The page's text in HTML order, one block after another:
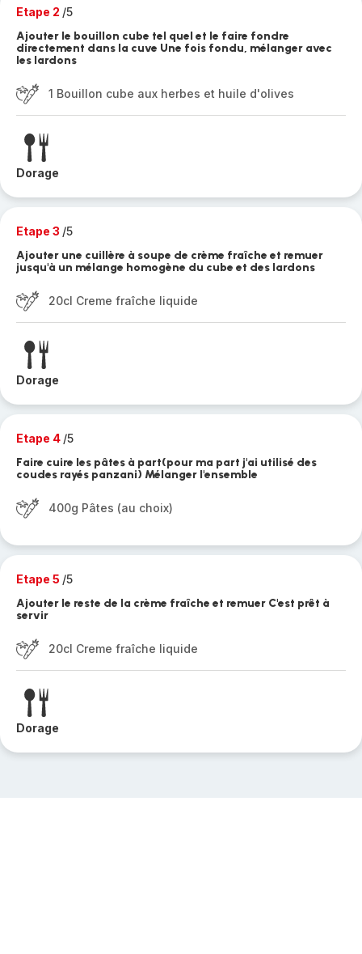
Etape 2 /5
Ajouter le bouillon cube tel quel et le faire fondre
directement dans la cuve Une fois fondu, mélanger avec
les lardons
1 Bouillon cube aux herbes et huile d'olives
Dorage
Etape 3 /5
Ajouter une cuillère à soupe de crème fraîche et remuer
jusqu'à un mélange homogène du cube et des lardons
20cl Creme fraîche liquide
Dorage
Etape 4 /5
Faire cuire les pâtes à part(pour ma part j'ai utilisé des
coudes rayés panzani) Mélanger l'ensemble
400g Pâtes (au choix)
Etape 5 /5
Ajouter le reste de la crème fraîche et remuer C'est prêt à
servir
20cl Creme fraîche liquide
Dorage